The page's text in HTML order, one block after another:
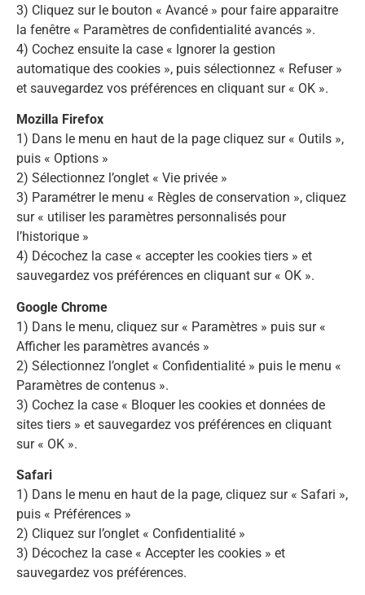
3) Cliquez sur le bouton « Avancé » pour faire apparaitre
la fenêtre « Paramètres de confidentialité avancés ».
4) Cochez ensuite la case « Ignorer la gestion
automatique des cookies », puis sélectionnez « Refuser »
et sauvegardez vos préférences en cliquant sur « OK ».
Mozilla Firefox
1) Dans le menu en haut de la page cliquez sur « Outils »,
puis « Options »
2) Sélectionnez l’onglet « Vie privée »
3) Paramétrer le menu « Règles de conservation », cliquez
sur « utiliser les paramètres personnalisés pour
l’historique »
4) Décochez la case « accepter les cookies tiers » et
sauvegardez vos préférences en cliquant sur « OK ».
Google Chrome
1) Dans le menu, cliquez sur « Paramètres » puis sur «
Afficher les paramètres avancés »
2) Sélectionnez l’onglet « Confidentialité » puis le menu «
Paramètres de contenus ».
3) Cochez la case « Bloquer les cookies et données de
sites tiers » et sauvegardez vos préférences en cliquant
sur « OK ».
Safari
1) Dans le menu en haut de la page, cliquez sur « Safari »,
puis « Préférences »
2) Cliquez sur l’onglet « Confidentialité »
3) Décochez la case « Accepter les cookies » et
sauvegardez vos préférences.